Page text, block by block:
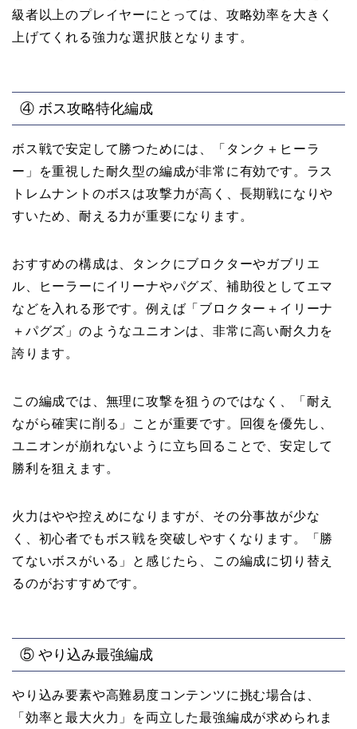
級者以上のプレイヤーにとっては、攻略効率を大きく
上げてくれる強力な選択肢となります。
④ ボス攻略特化編成
ボス戦で安定して勝つためには、「タンク＋ヒーラ
ー」を重視した耐久型の編成が非常に有効です。ラス
トレムナントのボスは攻撃力が高く、長期戦になりや
すいため、耐える力が重要になります。
おすすめの構成は、タンクにブロクターやガブリエ
ル、ヒーラーにイリーナやパグズ、補助役としてエマ
などを入れる形です。例えば「ブロクター＋イリーナ
＋パグズ」のようなユニオンは、非常に高い耐久力を
誇ります。
この編成では、無理に攻撃を狙うのではなく、「耐え
ながら確実に削る」ことが重要です。回復を優先し、
ユニオンが崩れないように立ち回ることで、安定して
勝利を狙えます。
火力はやや控えめになりますが、その分事故が少な
く、初心者でもボス戦を突破しやすくなります。「勝
てないボスがいる」と感じたら、この編成に切り替え
るのがおすすめです。
⑤ やり込み最強編成
やり込み要素や高難易度コンテンツに挑む場合は、
「効率と最大火力」を両立した最強編成が求められま